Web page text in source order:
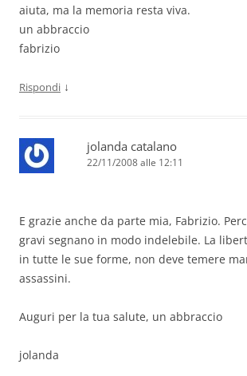
aiuta, ma la memoria resta viva.
un abbraccio
fabrizio
Rispondi ↓
jolanda catalano
22/11/2008 alle 12:11
E grazie anche da parte mia, Fabrizio.
gravi segnano in modo indelebile. La
in tutte le sue forme, non deve temere
assassini.
Auguri per la tua salute, un abbraccio
jolanda